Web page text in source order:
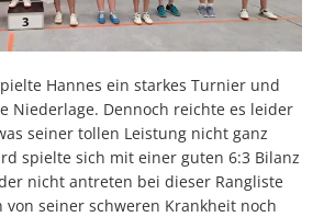
Hannes ein starkes Turnier und
Niederlage. Dennoch reichte es leider
seiner tollen Leistung nicht ganz
spielte sich mit einer guten 6:3 Bilanz
nicht antreten bei dieser Rangliste
von seiner schweren Krankheit noch